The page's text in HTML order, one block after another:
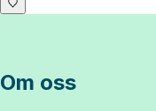
Om oss